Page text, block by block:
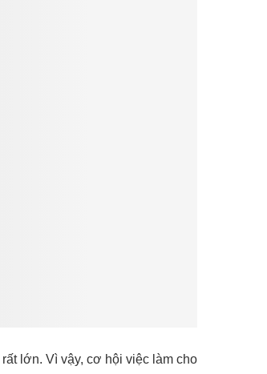
lớn. Vì vậy, cơ hội việc làm cho